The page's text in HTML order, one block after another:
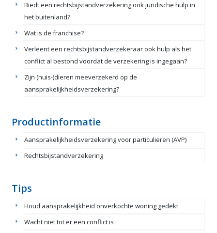
Biedt een rechtsbijstandverzekering ook juridische hulp in
het buitenland?
Wat is de franchise?
Verleent een rechtsbijstandverzekeraar ook hulp als het
conflict al bestond voordat de verzekering is ingegaan?
Zijn (huis-)dieren meeverzekerd op de
aansprakelijkheidsverzekering?
Productinformatie
Aansprakelijkheidsverzekering voor particulieren (AVP)
Rechtsbijstandverzekering
Tips
Houd aansprakelijkheid onverkochte woning gedekt
Wacht niet tot er een conflict is